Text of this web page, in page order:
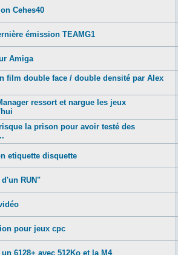
Cehes40
émission TEAMG1
Amiga
film double face / double densité par Alex
ressort et nargue les jeux
la prison pour avoir testé des
etiquette disquette
RUN"
pour jeux cpc
6128+ avec 512Ko et la M4